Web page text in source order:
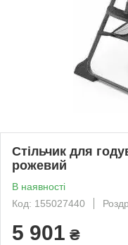
Стільчик для
рожевий
В наявності
Код: 155027440
5 901 ₴